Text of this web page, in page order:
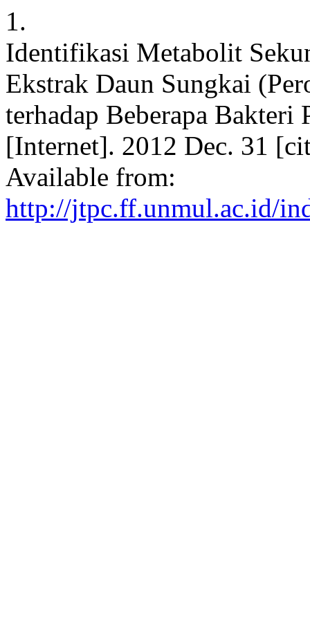
1.
Identifikasi Metabolit
Ekstrak Daun Sungkai
terhadap Beberapa Bakteri
[Internet]. 2012 Dec. 31
Available from:
http://jtpc.ff.unmul.ac.id/